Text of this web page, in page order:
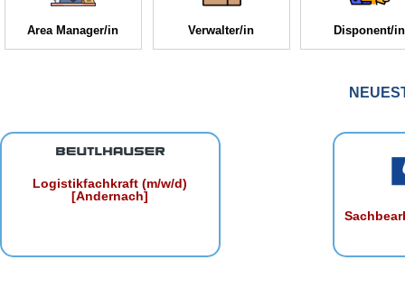
Area Manager/in Verwalter/in Disponent/in
Logistikfachkraft (m/w/d)
[Andernach]